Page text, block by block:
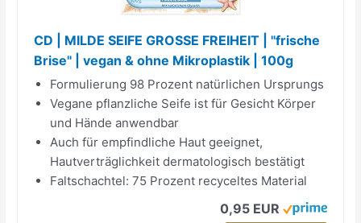
CD | MILDE SEIFE GROSSE FREIHEIT | "frische
Brise" | vegan & ohne Mikroplastik | 100g
Formulierung 98 Prozent natürlichen Ursprungs
Vegane pflanzliche Seife ist für Gesicht Körper
und Hände anwendbar
Auch für empfindliche Haut geeignet,
Hautverträglichkeit dermatologisch bestätigt
Faltschachtel: 75 Prozent recyceltes Material
0,95 EUR